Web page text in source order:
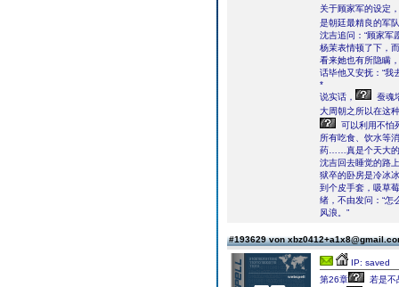
关于顾家军的设定，
是朝廷最精良的军
沈吉追问：“顾家军
杨茉表情顿了下，
看来她也有所隐瞒
话毕他又安抚：“我
*
说实话，
蚕魂
大周朝之所以在这
可以利用不怕
所有吃食、饮水等
药……真是个天大
沈吉回去睡觉的路
狱卒的卧房是冷冰
到个皮手套，吸草
绪，不由发问：“怎
风浪。”
#193629 von
IP: saved
第26章
若是不